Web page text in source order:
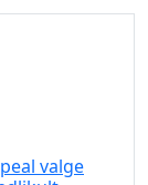
valge